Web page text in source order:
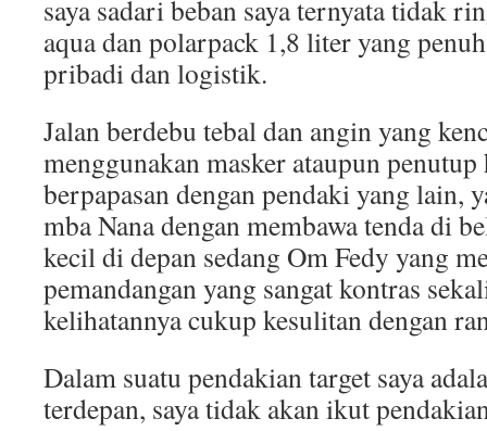
saya sadari beban saya ternyata tidak
aqua dan polarpack 1,8 liter yang
pribadi dan logistik.
Jalan berdebu tebal dan angin yang
menggunakan masker ataupun
berpapasan dengan pendaki yang lain,
mba Nana dengan membawa tenda di
kecil di depan sedang Om Fedy yang
pemandangan yang sangat kontras
kelihatannya cukup kesulitan dengan
Dalam suatu pendakian target saya
terdepan, saya tidak akan ikut